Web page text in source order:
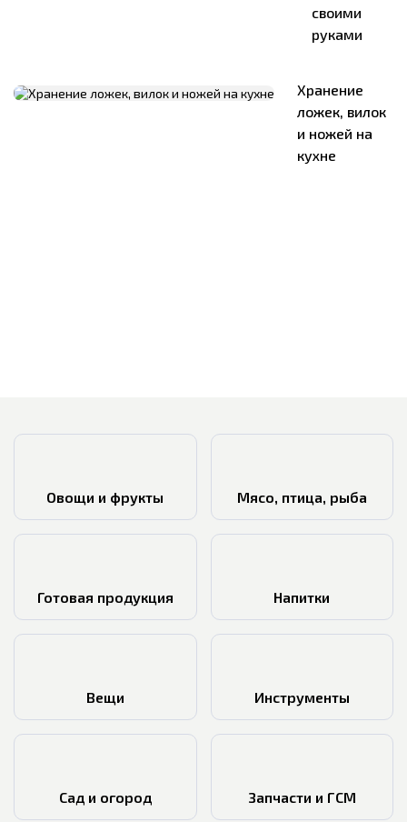
своими
руками
Хранение
ложек, вилок
и ножей на
кухне
Овощи и фрукты Мясо, птица, рыба
Готовая продукция Напитки
Вещи Инструменты
Сад и огород Запчасти и ГСМ